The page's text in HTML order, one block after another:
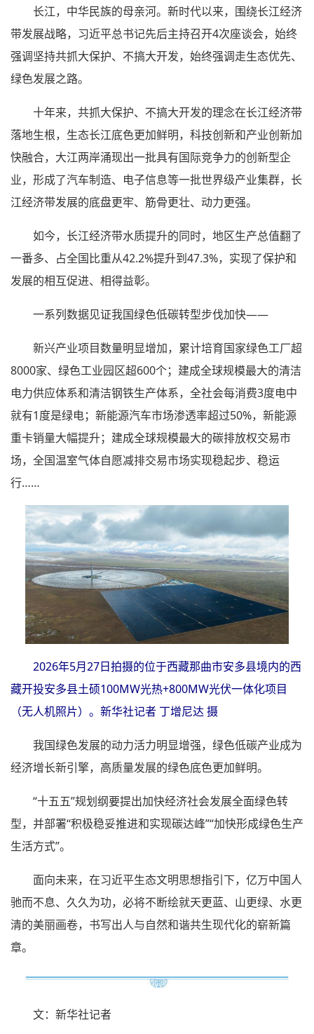
长江，中华民族的母亲河。新时代以来，围绕长江经济
带发展战略，习近平总书记先后主持召开4次座谈会，始终
强调坚持共抓大保护、不搞大开发，始终强调走生态优先、
绿色发展之路。
十年来，共抓大保护、不搞大开发的理念在长江经济带
落地生根，生态长江底色更加鲜明，科技创新和产业创新加
快融合，大江两岸涌现出一批具有国际竞争力的创新型企
业，形成了汽车制造、电子信息等一批世界级产业集群，长
江经济带发展的底盘更牢、筋骨更壮、动力更强。
如今，长江经济带水质提升的同时，地区生产总值翻了
一番多、占全国比重从42.2%提升到47.3%，实现了保护和
发展的相互促进、相得益彰。
一系列数据见证我国绿色低碳转型步伐加快——
新兴产业项目数量明显增加，累计培育国家绿色工厂超
8000家、绿色工业园区超600个；建成全球规模最大的清洁
电力供应体系和清洁钢铁生产体系，全社会每消费3度电中
就有1度是绿电；新能源汽车市场渗透率超过50%，新能源
重卡销量大幅提升；建成全球规模最大的碳排放权交易市
场，全国温室气体自愿减排交易市场实现稳起步、稳运
行……
2026年5月27日拍摄的位于西藏那曲市安多县境内的西
藏开投安多县土硕100MW光热+800MW光伏一体化项目
（无人机照片）。新华社记者 丁增尼达 摄
我国绿色发展的动力活力明显增强，绿色低碳产业成为
经济增长新引擎，高质量发展的绿色底色更加鲜明。
“十五五”规划纲要提出加快经济社会发展全面绿色转
型，并部署“积极稳妥推进和实现碳达峰”“加快形成绿色生产
生活方式”。
面向未来，在习近平生态文明思想指引下，亿万中国人
驰而不息、久久为功，必将不断绘就天更蓝、山更绿、水更
清的美丽画卷，书写出人与自然和谐共生现代化的崭新篇
章。
文：新华社记者